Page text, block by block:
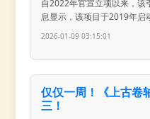
自2022年官宣立项以来，该
息显示，该项目于2019年启
2026-01-09 03:15:01
仅仅一周！《上古卷
三！